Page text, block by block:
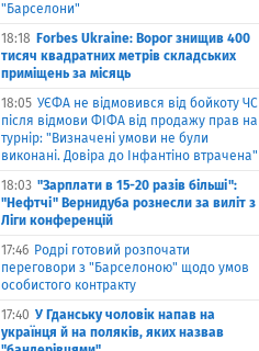
"Барселони"
18:18 Forbes Ukraine: Ворог знищив 400
тисяч квадратних метрів складських
приміщень за місяць
18:05 УЄФА не відмовився від бойкоту ЧС
після відмови ФІФА від продажу прав на
турнір: "Визначені умови не були
виконані. Довіра до Інфантіно втрачена"
18:03 "Зарплати в 15-20 разів більші":
"Нефтчі" Вернидуба рознесли за виліт з
Ліги конференцій
17:46 Родрі готовий розпочати
переговори з "Барселоною" щодо умов
особистого контракту
17:40 У Гданську чоловік напав на
українця й на поляків, яких назвав